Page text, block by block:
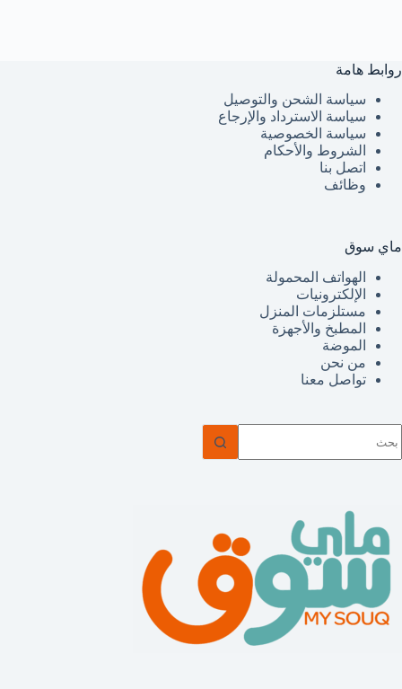
روابط هامة
سياسة الشحن والتوصيل
سياسة الاسترداد والإرجاع
سياسة الخصوصية
الشروط والأحكام
اتصل بنا
وظائف
ماي سوق
الهواتف المحمولة
الإلكترونيات
مستلزمات المنزل
المطبخ والأجهزة
الموضة
من نحن
تواصل معنا
توجد